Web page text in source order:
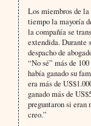
Los miembros de
tiempo la mayoría
la compañía se
extendida. Durante
despacho de
“No sé” más de
había ganado su
era más de
ganado más de
preguntaron si eran
creo.”